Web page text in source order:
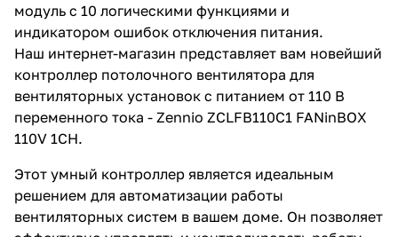
модуль с 10 логическими функциями и
индикатором ошибок отключения питания.
Наш интернет-магазин представляет вам новейший
контроллер потолочного вентилятора для
вентиляторных установок с питанием от 110 В
переменного тока - Zennio ZCLFB110C1 FANinBOX
110V 1CH.
Этот умный контроллер является идеальным
решением для автоматизации работы
вентиляторных систем в вашем доме. Он позволяет